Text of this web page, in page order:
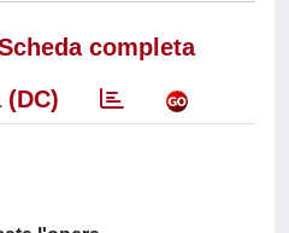
completa